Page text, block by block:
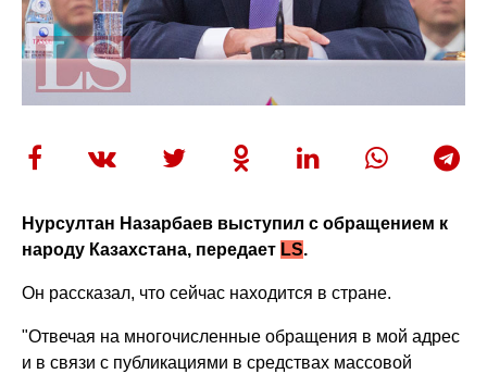
Нурсултан Назарбаев выступил с обращением к
народу Казахстана, передает LS.
Он рассказал, что сейчас находится в стране.
"Отвечая на многочисленные обращения в мой адрес
и в связи с публикациями в средствах массовой